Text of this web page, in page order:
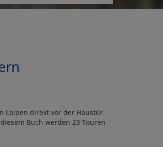
Loipen direkt vor der Haustür.
Buch werden 23 Touren